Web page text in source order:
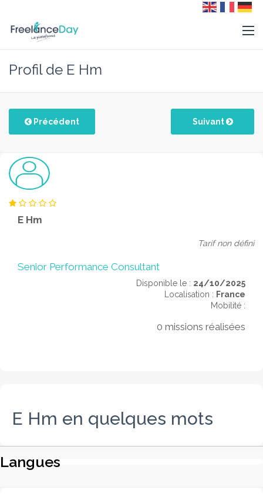
Profil de E Hm
Précédent Suivant
E Hm
Tarif non défini
Senior Performance Consultant
Disponible le : 24/10/2025
Localisation : France
Mobilité :
0 missions réalisées
E Hm en quelques mots
Langues